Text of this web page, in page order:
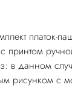
платок-
принтом
в данном
рисунком с